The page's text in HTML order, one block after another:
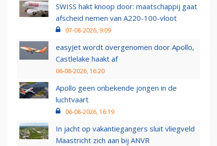
SWISS hakt knoop door: maatschappij gaat
afscheid nemen van A220-100-vloot
07-08-2026, 9:09
easyJet wordt overgenomen door Apollo,
Castlelake haakt af
06-08-2026, 16:20
Apollo geen onbekende jongen in de
luchtvaart
06-08-2026, 16:19
In jacht op vakantiegangers sluit vliegveld
Maastricht zich aan bij ANVR